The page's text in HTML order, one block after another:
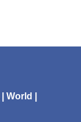
| World |